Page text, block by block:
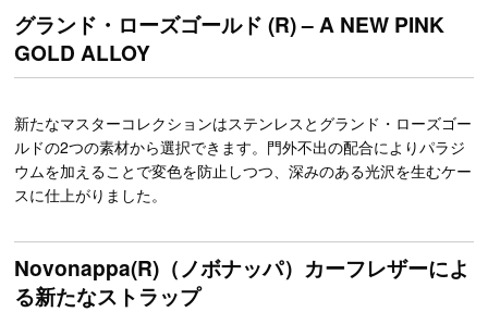
グランド・ローズゴールド (R) – A NEW PINK
GOLD ALLOY
新たなマスターコレクションはステンレスとグランド・ローズゴー
ルドの2つの素材から選択できます。門外不出の配合によりパラジ
ウムを加えることで変色を防止しつつ、深みのある光沢を生むケー
スに仕上がりました。
Novonappa(R)（ノボナッパ）カーフレザーによ
る新たなストラップ